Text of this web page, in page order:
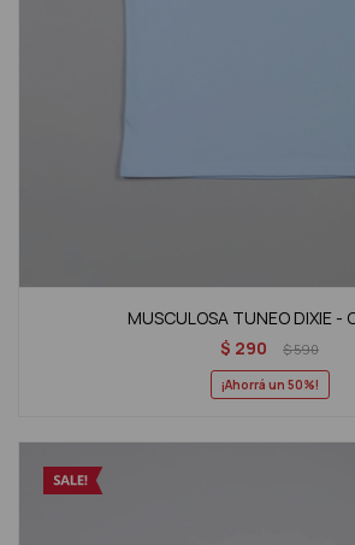
MUSCULOSA TUNEO DIXIE
$ 290 $590
50